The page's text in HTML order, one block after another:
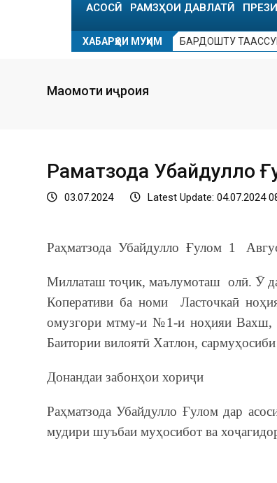
АСОСӢ РАМЗҲОИ ДАВЛАТӢ
ХАБАРҲОИ МУҲИМ БАРДОШТУ
Мақомоти иҷроия
Раҳматзода Убайдулло
03.07.2024 Latest Update: 04.07.2024
Раҳматзода Убайдулло Ғулом 1
Миллаташ тоҷик, маълумоташ олӣ. Ӯ
Коперативи ба номи Ласточкаӣ
омузгори мтму-и №1-и ноҳияи Вахш,
Баитории вилоятӣ Хатлон,
Донандаи забонҳои хориҷи
Раҳматзода Убайдулло Ғулом дар
мудири шуъбаи муҳосибот ва